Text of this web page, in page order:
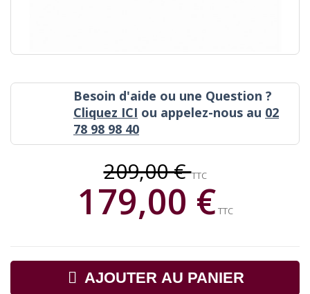
Besoin d'aide ou une Question ?
Cliquez ICI ou appelez-nous au 02
78 98 98 40
209,00 €TTC
179,00 €TTC
AJOUTER AU PANIER